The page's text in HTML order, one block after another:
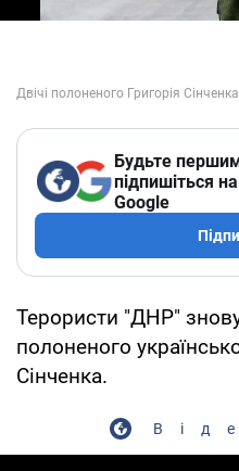
Будьте
підпишіться
Google
Терористи "ДНР"
полоненого
Сінченка.